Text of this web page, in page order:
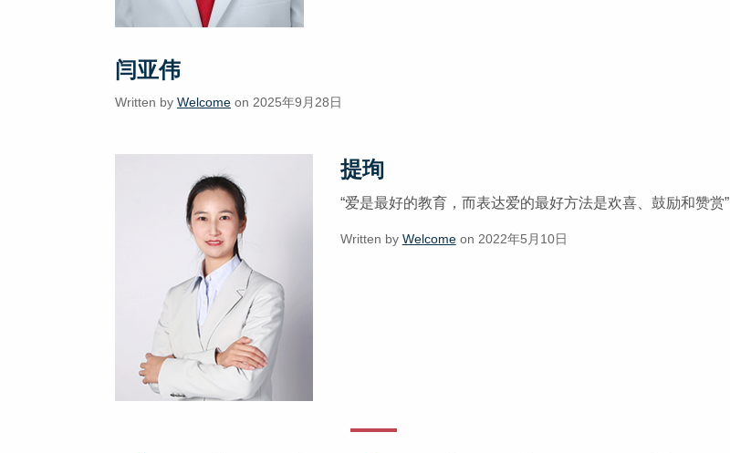
闫亚伟
Written by Welcome on 2025年9月28日
提珣
“爱是最好的教育，而表达爱的最好方法是欢喜、鼓励和赞赏”
Written by Welcomeon 2022年5月10日